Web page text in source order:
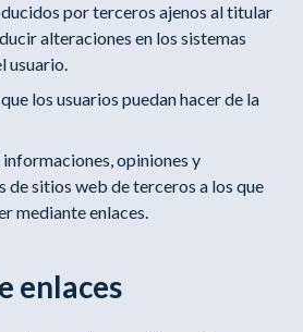
por terceros ajenos al titular
alteraciones en los sistemas
usuario.
los usuarios puedan hacer de la
opiniones y
de sitios web de terceros a los que
mediante enlaces.
enlaces